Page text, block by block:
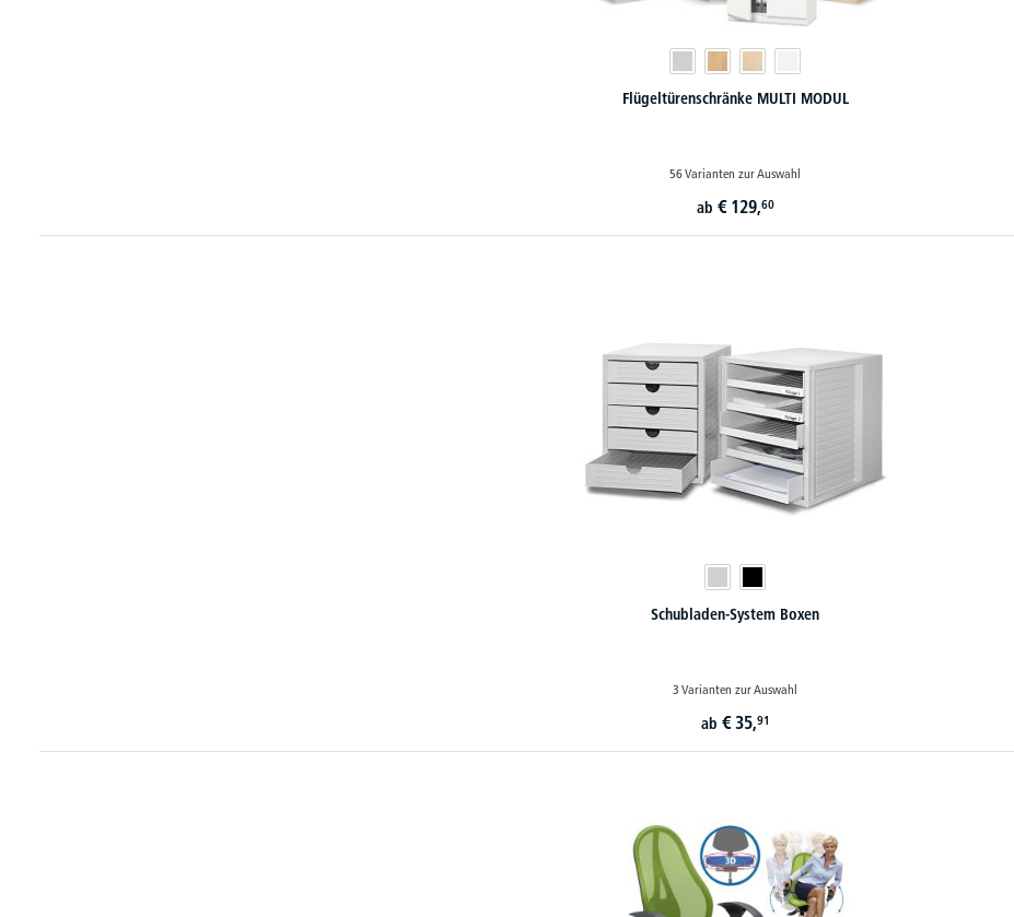
Flügeltürenschränke MULTI MODUL
56 Varianten zur Auswahl
ab € 129,60
Schubladen-System Boxen
3 Varianten zur Auswahl
ab € 35,91